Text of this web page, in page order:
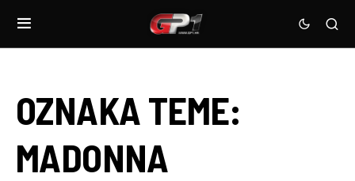
OZNAKA TEME:
MADONNA